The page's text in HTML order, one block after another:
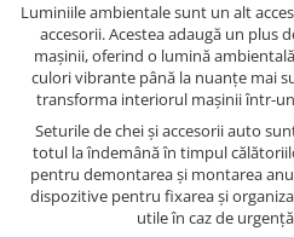
Luminiile ambientale sunt un alt
accesorii. Acestea adaugă un plus
mașinii, oferind o lumină
culori vibrante până la nuanțe mai
transforma interiorul mașinii într-
Seturile de chei și accesorii auto
totul la îndemână în timpul
pentru demontarea și montarea
dispozitive pentru fixarea și
utile în caz de